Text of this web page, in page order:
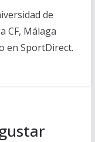
de
CF, Málaga
en SportDirect.